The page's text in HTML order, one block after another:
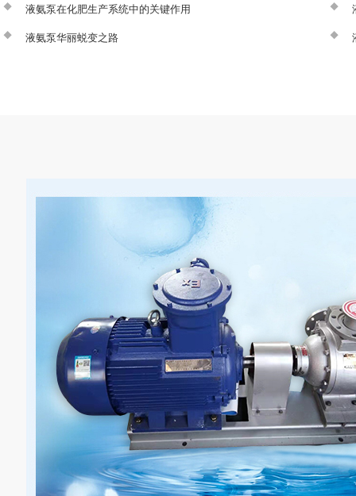
液氨泵在化肥生产系统中的关键作用
液氨泵华丽蜕变之路